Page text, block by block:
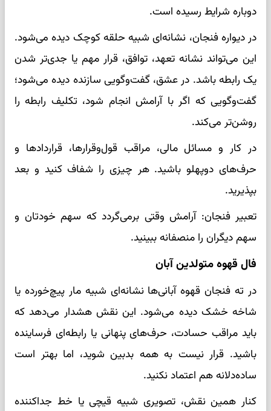
دوباره شرایط رسیده است.
در دیواره فنجان، نشانه‌ای شبیه حلقه کوچک دیده می‌شود.
این می‌تواند نشانه تعهد، توافق، قرار مهم یا جدی‌تر شدن
یک رابطه باشد. در عشق، گفت‌وگویی سازنده دیده می‌شود؛
گفت‌وگویی که اگر با آرامش انجام شود، تکلیف رابطه را
روشن‌تر می‌کند.
در کار و مسائل مالی، مراقب قول‌وقرارها، قراردادها و
حرف‌های دوپهلو باشید. هر چیزی را شفاف کنید و بعد
بپذیرید.
تعبیر فنجان: آرامش وقتی برمی‌گردد که سهم خودتان و
سهم دیگران را منصفانه ببینید.
فال قهوه متولدین آبان
در ته فنجان قهوه آبانی‌ها نشانه‌ای شبیه مار پیچ‌خورده یا
شاخه خشک دیده می‌شود. این نقش هشدار می‌دهد که
باید مراقب حسادت، حرف‌های پنهانی یا رابطه‌ای فرساینده
باشید. قرار نیست به همه بدبین شوید، اما بهتر است
ساده‌دلانه هم اعتماد نکنید.
کنار همین نقش، تصویری شبیه قیچی یا خط جداکننده